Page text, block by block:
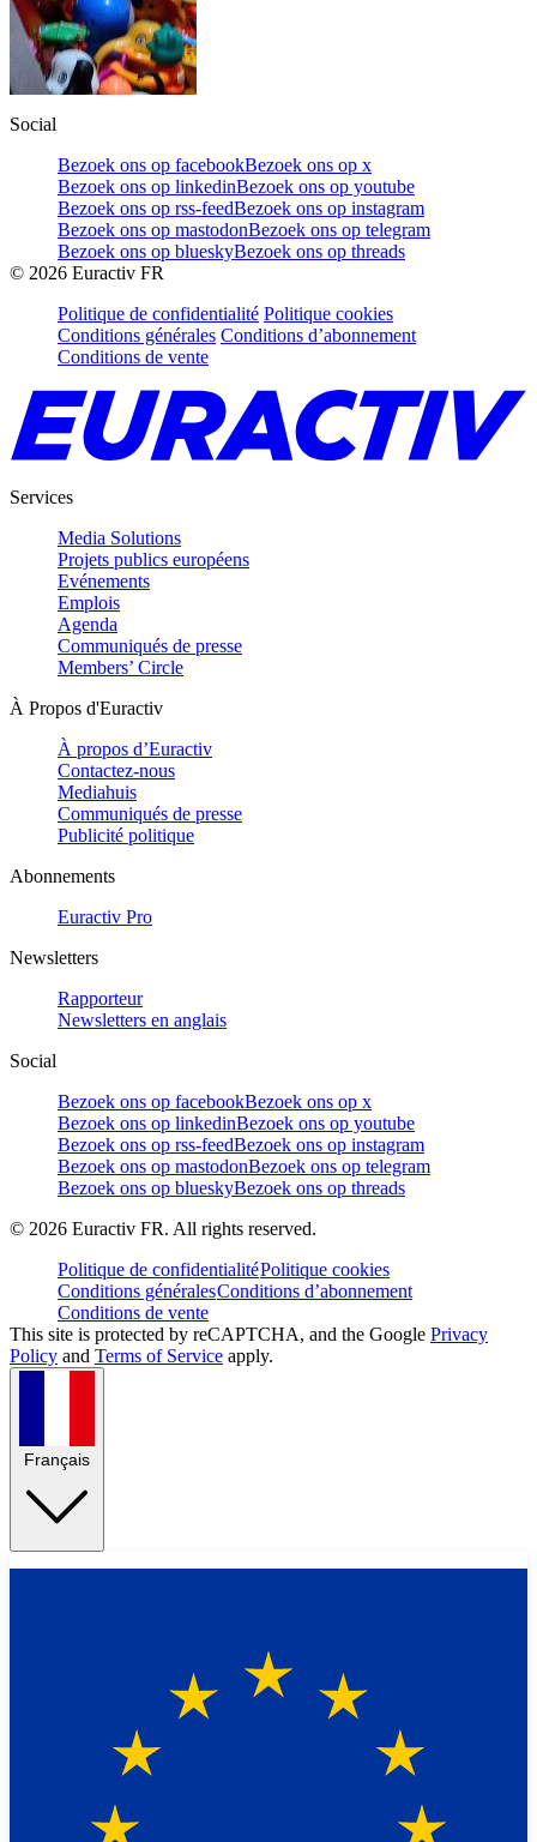
Social
Bezoek ons op facebookBezoek ons op x
Bezoek ons op linkedinBezoek ons op youtube
Bezoek ons op rss-feedBezoek ons op instagram
Bezoek ons op mastodonBezoek ons op telegram
Bezoek ons op blueskyBezoek ons op threads
© 2026 Euractiv FR
Politique de confidentialité Politique cookies
Conditions générales Conditions d’abonnement
Conditions de vente
Services
Media Solutions
Projets publics européens
Evénements
Emplois
Agenda
Communiqués de presse
Members’ Circle
À Propos d'Euractiv
À propos d’Euractiv
Contactez-nous
Mediahuis
Communiqués de presse
Publicité politique
Abonnements
Euractiv Pro
Newsletters
Rapporteur
Newsletters en anglais
Social
Bezoek ons op facebookBezoek ons op x
Bezoek ons op linkedinBezoek ons op youtube
Bezoek ons op rss-feedBezoek ons op instagram
Bezoek ons op mastodonBezoek ons op telegram
Bezoek ons op blueskyBezoek ons op threads
© 2026 Euractiv FR. All rights reserved.
Politique de confidentialitéPolitique cookies
Conditions généralesConditions d’abonnement
Conditions de vente
This site is protected by reCAPTCHA, and the Google Privacy
Policy and Terms of Service apply.
Français